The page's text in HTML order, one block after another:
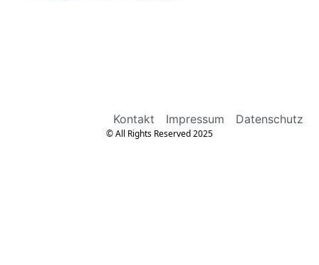
Kontakt Impressum Datenschutz
© All Rights Reserved 2025